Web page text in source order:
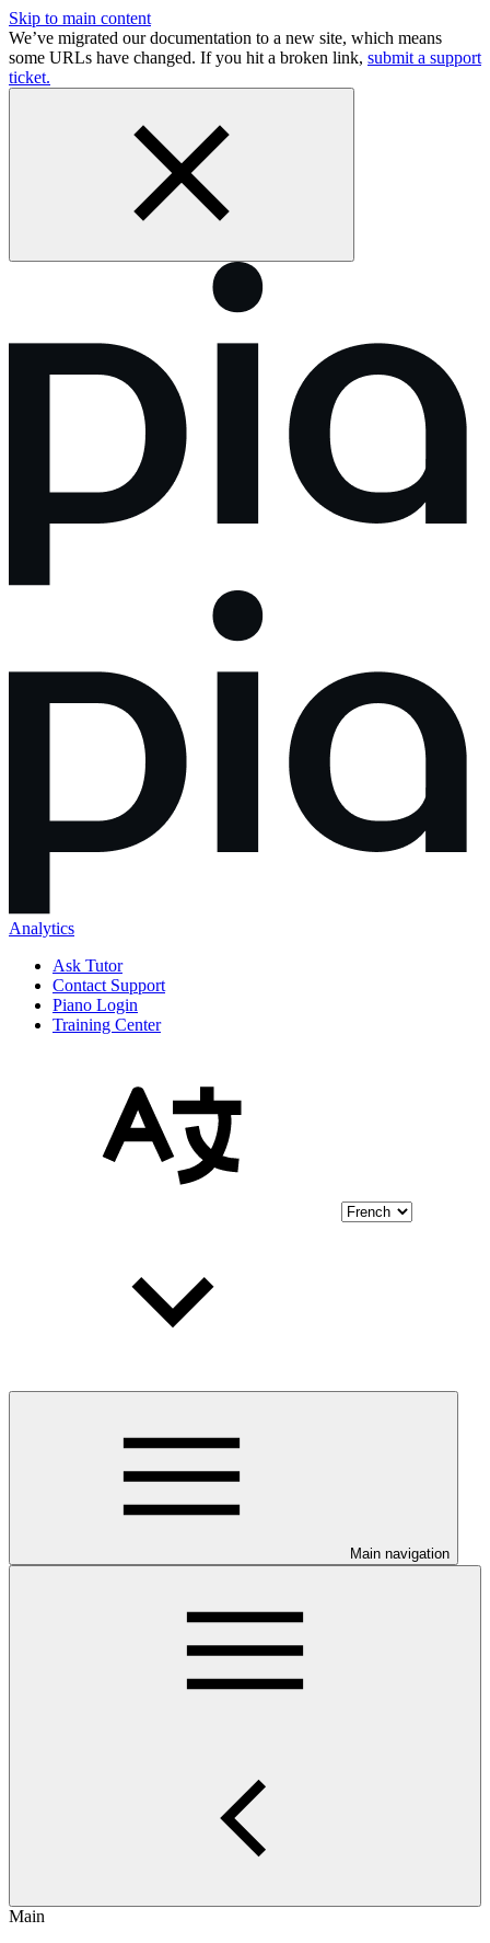
Skip to main content
We’ve migrated our documentation to a new site, which means
some URLs have changed. If you hit a broken link, submit a support
ticket.
Analytics
Ask Tutor
Contact Support
Piano Login
Training Center
Main navigation
Main